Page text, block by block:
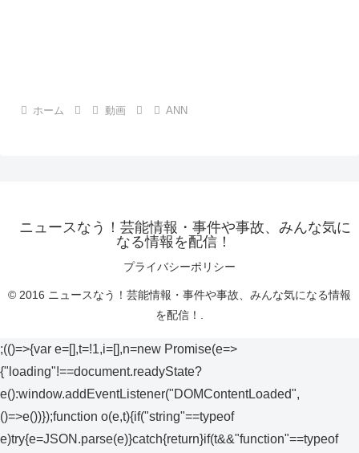
ホーム 動画 ANN
ニュースなう！芸能情報・事件や事故、みんな気に
なる情報を配信！
プライバシーポリシー
© 2016 ニュースなう！芸能情報・事件や事故、みんな気になる情報
を配信！.
;(()=>{var e=[],t=!1,i=[],n=new Promise(e=>
{"loading"!==document.readyState?
e():window.addEventListener("DOMContentLoaded",
()=>e())});function o(e,t){if("string"==typeof
e)try{e=JSON.parse(e)}catch{return}if(t&&"function"==typeof